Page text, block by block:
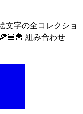
文字の全コレクショ
組み合わせ